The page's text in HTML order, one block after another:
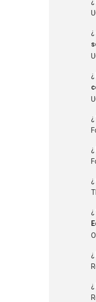
¿
¿
¿
¿
¿
¿
¿
¿